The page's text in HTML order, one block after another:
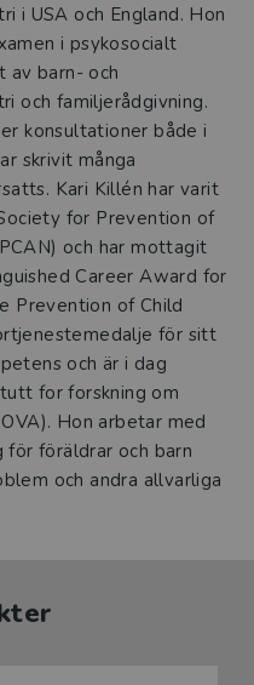
i USA och England. Hon
i psykosocialt
av barn- och
och familjerådgivning.
konsultationer både i
skrivit många
Kari Killén har varit
for Prevention of
och har mottagit
Career Award for
Prevention of Child
för sitt
och är i dag
for forskning om
Hon arbetar med
föräldrar och barn
och andra allvarliga